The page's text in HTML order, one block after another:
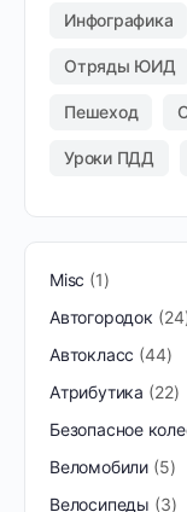
Инфографика
Отряды ЮИД
Пешеход
Уроки ПДД
Misc
1
Автогородок
24
Автокласс 44
Атрибутика
22
Безопасное
Веломобили 5
Велосипеды
3